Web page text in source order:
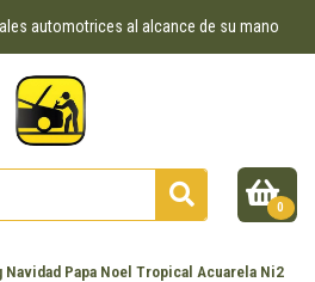
automotrices al alcance de su mano
0
Navidad Papa Noel Tropical Acuarela Ni2